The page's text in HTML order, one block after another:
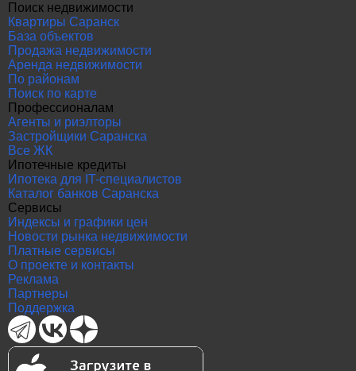
Поиск недвижимости
Квартиры Саранск
База объектов
Продажа недвижимости
Аренда недвижимости
По районам
Поиск по карте
Профессионалам
Агенты и риэлторы
Застройщики Саранска
Все ЖК
Ипотечные кредиты
Ипотека для IT-специалистов
Каталог банков Саранска
Сервисы
Индексы и графики цен
Новости рынка недвижимости
Платные сервисы
О проекте и контакты
Реклама
Партнеры
Поддержка